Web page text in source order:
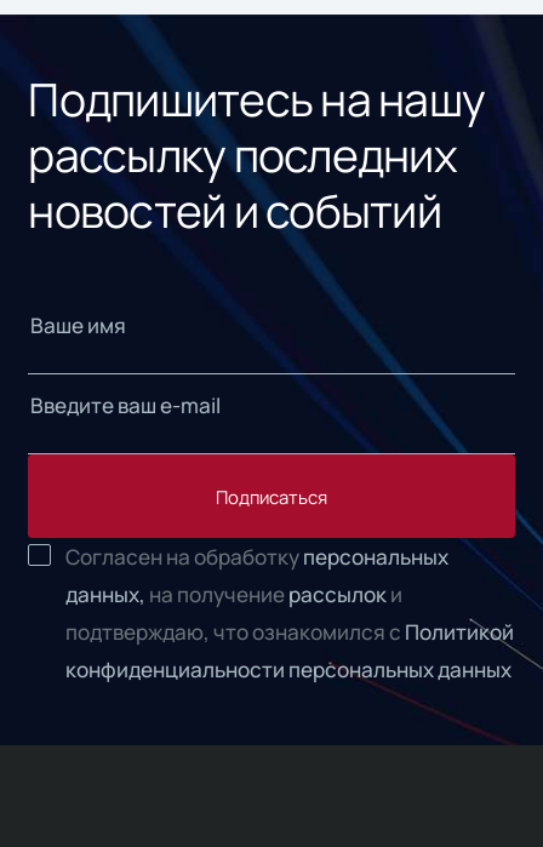
Подпишитесь на нашу
рассылку последних
новостей и событий
Подписаться
Согласен на обработкуперсональных
данных, на получениерассылоки
подтверждаю, что ознакомился с Политикой
конфиденциальности персональных данных